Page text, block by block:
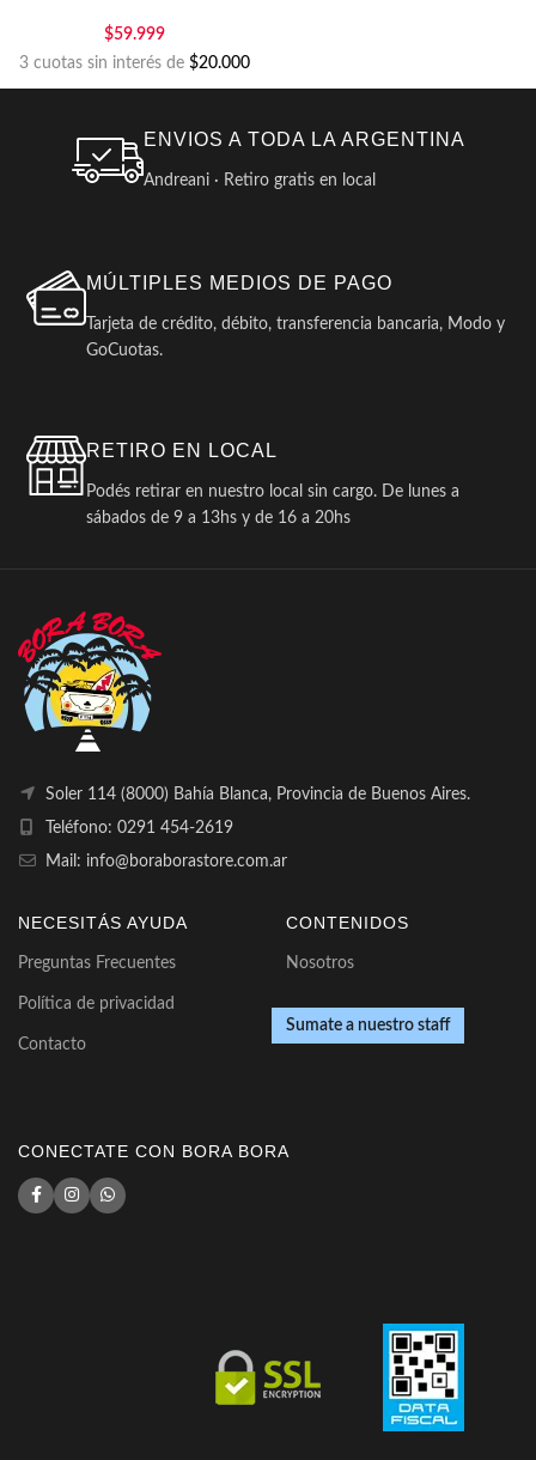
$59.999
3 cuotas sin interés de $20.000
ENVIOS A TODA LA ARGENTINA
Andreani · Retiro gratis en local
MÚLTIPLES MEDIOS DE PAGO
Tarjeta de crédito, débito, transferencia bancaria, Modo y
GoCuotas.
RETIRO EN LOCAL
Podés retirar en nuestro local sin cargo. De lunes a
sábados de 9 a 13hs y de 16 a 20hs
Soler 114 (8000) Bahía Blanca, Provincia de Buenos Aires.
Teléfono: 0291 454-2619
Mail: info@boraborastore.com.ar
NECESITÁS AYUDA
Preguntas Frecuentes
Política de privacidad
Contacto
CONTENIDOS
Nosotros
Sumate a nuestro staff
CONECTATE CON BORA BORA